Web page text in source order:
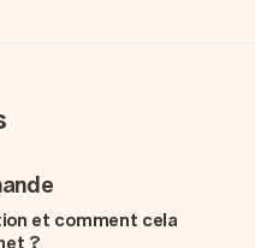
et comment cela
?